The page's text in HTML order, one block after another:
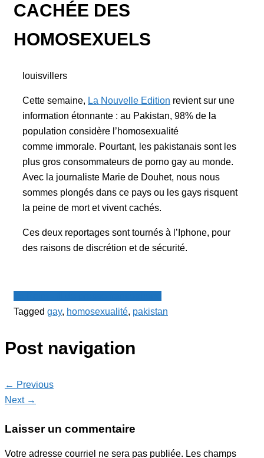
CACHÉE DES
HOMOSEXUELS
louisvillers
Cette semaine, La Nouvelle Edition revient sur une
information étonnante : au Pakistan, 98% de la
population considère l’homosexualité
comme immorale. Pourtant, les pakistanais sont les
plus gros consommateurs de porno gay au monde.
Avec la journaliste Marie de Douhet, nous nous
sommes plongés dans ce pays ou les gays risquent
la peine de mort et vivent cachés.
Ces deux reportages sont tournés à l’Iphone, pour
des raisons de discrétion et de sécurité.
Tagged gay, homosexualité, pakistan
Post navigation
← Previous
Next →
Laisser un commentaire
Votre adresse courriel ne sera pas publiée. Les champs